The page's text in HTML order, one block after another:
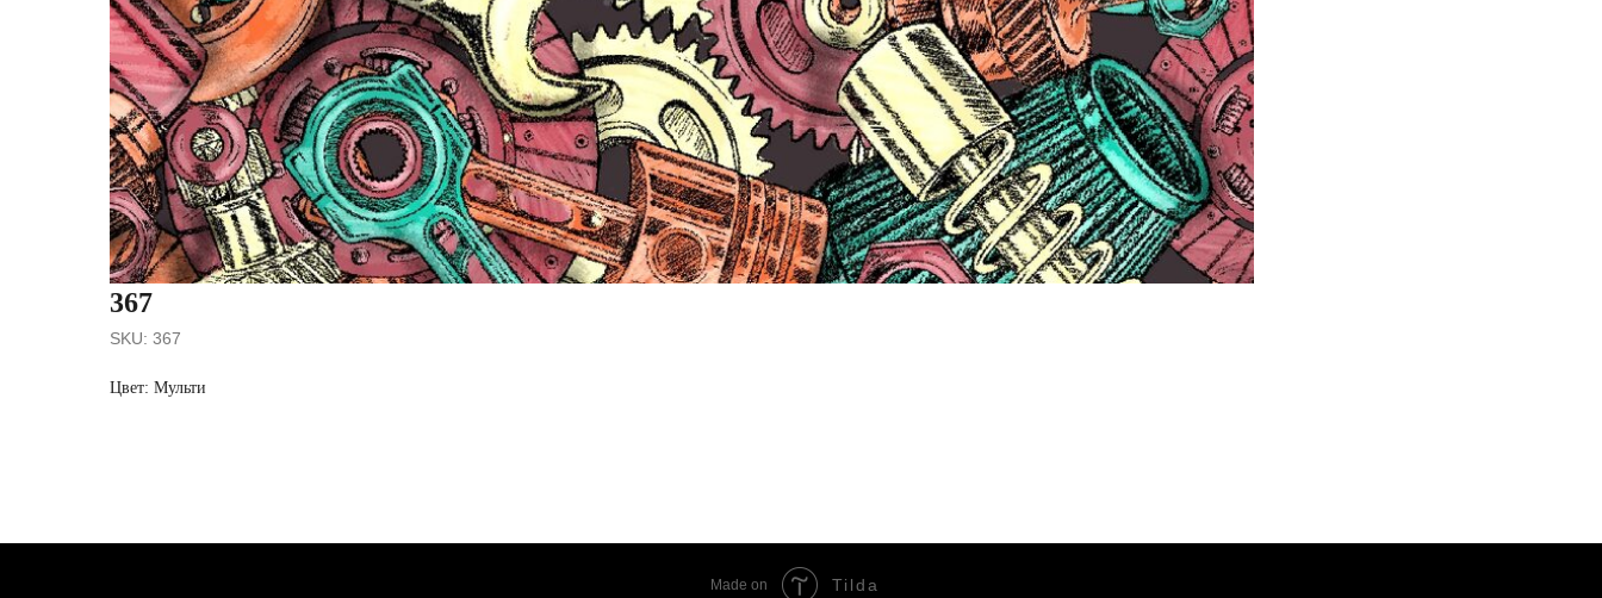
367
SKU: 367
Цвет: Мульти
Made on Tilda